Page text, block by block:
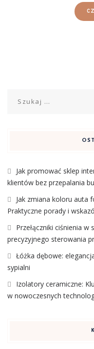
Jak promować sklep
klientów bez przepalania
Jak zmiana koloru auta
Praktyczne porady i
Przełączniki ciśnienia w
precyzyjnego sterowania
Łóżka dębowe:
sypialni
Izolatory ceramiczne:
w nowoczesnych